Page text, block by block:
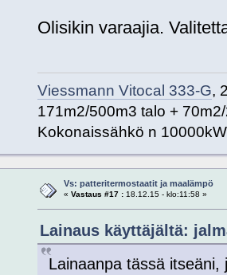
Olisikin varaajia.
Viessmann Vitocal 333-G,
171m2/500m3 talo +
Kokonaissähkö n
Vs: patteritermostaatit ja maalämpö
« Vastaus #17 :18.12.15 - klo:11:58 »
Lainaus käyttäjältä:
Lainaanpa tässä